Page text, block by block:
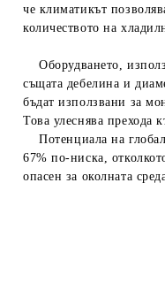
че климатикът
количеството на
Оборудването,
същата дебелина и
бъдат използвани за
Това улеснява прехода
Потенциала на
67% по-ниска,
опасен за околната